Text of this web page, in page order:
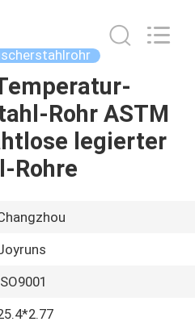
Rohr ASTM
legierter
Rohre